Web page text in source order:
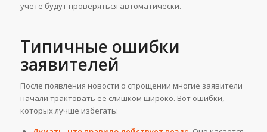
учете будут проверяться автоматически.
Типичные ошибки
заявителей
После появления новости о спрощении многие заявители
начали трактовать ее слишком широко. Вот ошибки,
которых лучше избегать: